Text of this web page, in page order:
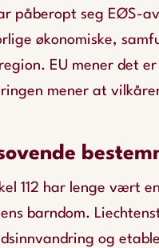
påberopt seg EØS-
økonomiske,
EU mener det
mener at
112 har lenge vært
barndom.
og